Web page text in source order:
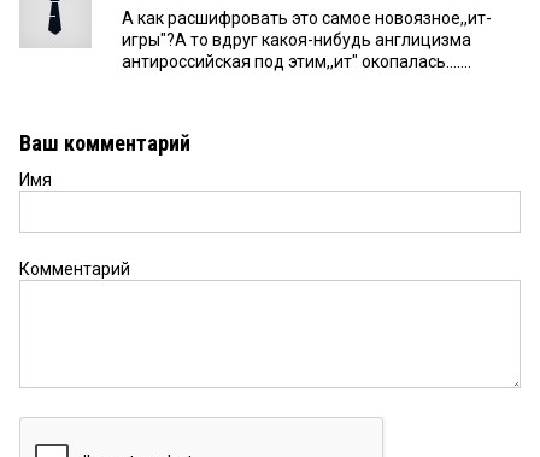
А как расшифровать это самое новоязное,,ит-
игры"?А то вдруг какоя-нибудь англицизма
антироссийская под этим,,ит" окопалась.......
Ваш комментарий
Имя
Комментарий